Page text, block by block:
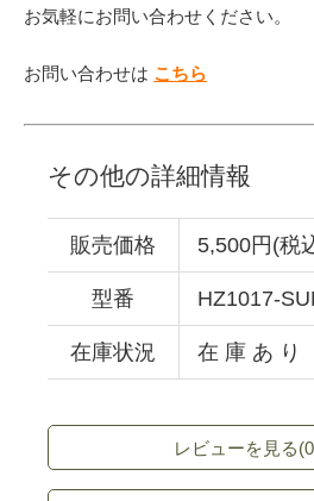
お気軽にお問い合わせください。
お問い合わせは こちら
その他の詳細情報
販売価格 5,500円(税
型番 HZ1017-
在庫状況 在 庫 あ り
レビューを見る